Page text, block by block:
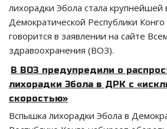
лихорадки Эбола стала крупнейшей
Демократической Республики
говорится в заявлении на сайте
здравоохранения (ВОЗ).
В ВОЗ предупредили о
лихорадки Эбола в ДРК с
скоростью»
Вспышка лихорадки Эбола в